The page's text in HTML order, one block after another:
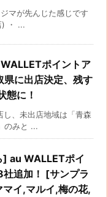
マが先んじた感じです
) ・ ...
ポイントア
県に出店決定、残す
態に！
、未出店地域は「青森
のみと ...
au WALLETポイ
追加！ [サンプラ
イ,マルイ,梅の花,